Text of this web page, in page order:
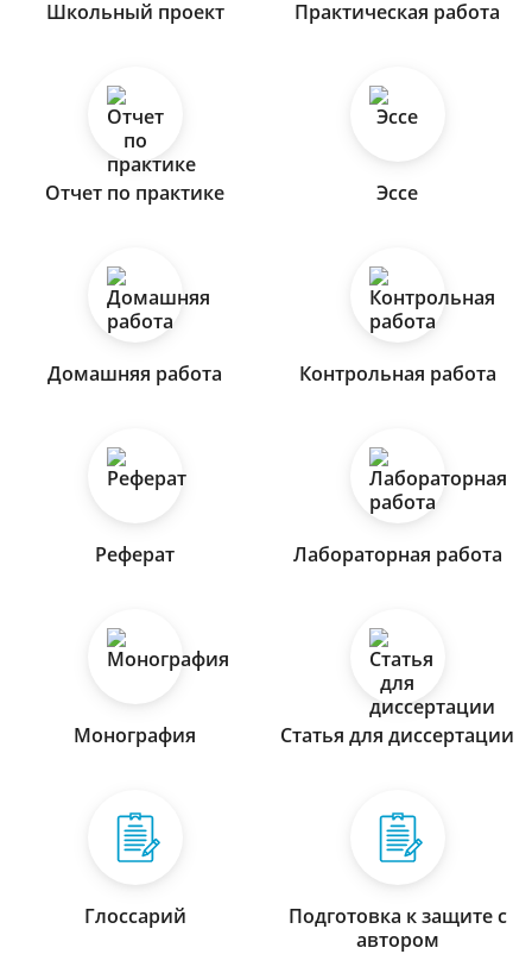
Школьный проект Практическая работа
Отчет по практике Эссе
Домашняя работа Контрольная работа
Реферат Лабораторная работа
Монография Статья для диссертации
Глоссарий
Подготовка к защите с
автором